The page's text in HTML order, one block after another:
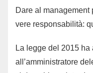
Dare al
vere responsabilità:
La legge del 2015
all’amministratore